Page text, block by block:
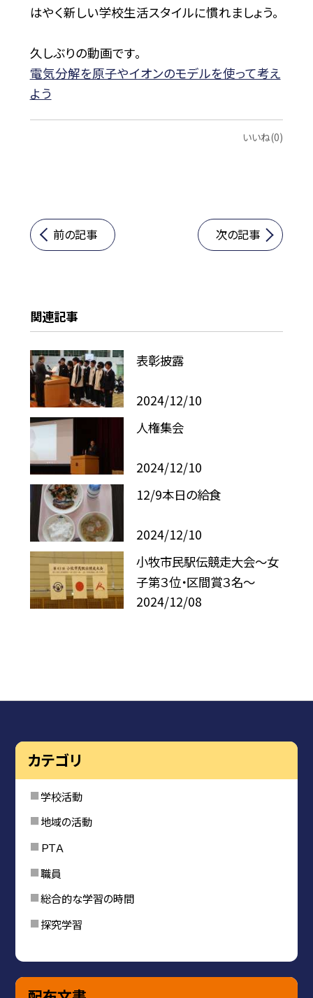
はやく新しい学校生活スタイルに慣れましょう。
久しぶりの動画です。
電気分解を原子やイオンのモデルを使って考え
よう
いいね(0)
前の記事 次の記事
関連記事
表彰披露
2024/12/10
人権集会
2024/12/10
12/9本日の給食
2024/12/10
小牧市民駅伝競走大会〜女
子第３位・区間賞３名〜
2024/12/08
カテゴリ
学校活動
地域の活動
ＰＴＡ
職員
総合的な学習の時間
探究学習